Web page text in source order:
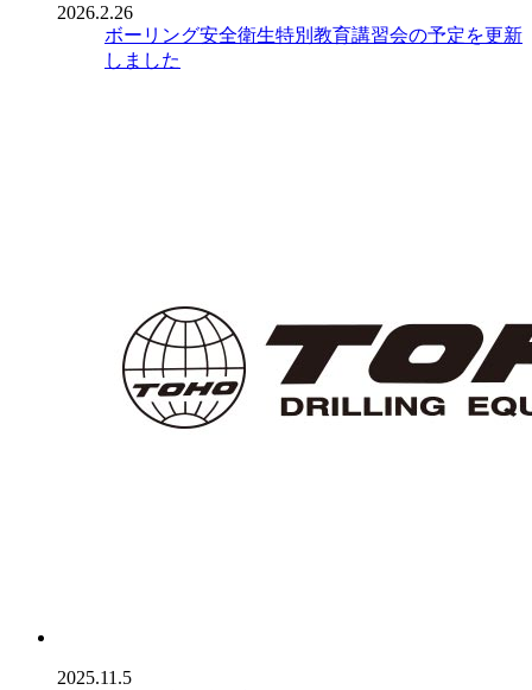
2026.2.26
ボーリング安全衛生特別教育講習会の予定を更新
しました
2025.11.5